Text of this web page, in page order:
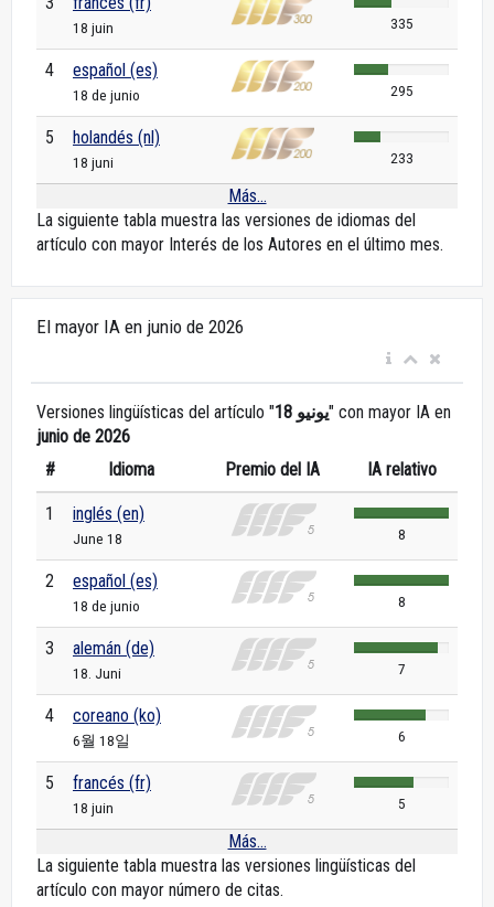
18 juin 335
4 español (es)
18 de junio 295
5 holandés (nl)
18 juni 233
Más...
La siguiente tabla muestra las versiones de idiomas del
artículo con mayor Interés de los Autores en el último mes.
El mayor IA en junio de 2026
Versiones lingüísticas del artículo " 18 يونيو" con mayor IA en
junio de 2026
#
Idioma Premio del IA IA relativo
1 inglés (en)
June 18 8
2 español (es)
18 de junio 8
3 alemán (de)
18. Juni 7
4 coreano (ko)
6월 18일 6
5 francés (fr)
18 juin 5
Más...
La siguiente tabla muestra las versiones lingüísticas del
artículo con mayor número de citas.